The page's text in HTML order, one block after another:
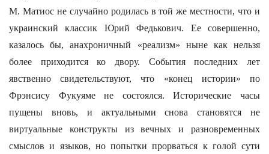
М. Матиос не случайно родилась в той же местности, что и
украинский классик Юрий Федькович. Ее совершенно,
казалось бы, анахроничный «реализм» ныне как нельзя
более приходится ко двору. События последних лет
явственно свидетельствуют, что «конец истории» по
Фрэнсису Фукуяме не состоялся. Исторические часы
пущены вновь, и актуальными снова становятся не
виртуальные конструкты из вечных и разновременных
смыслов и языков, но попытки прорваться к голой сути